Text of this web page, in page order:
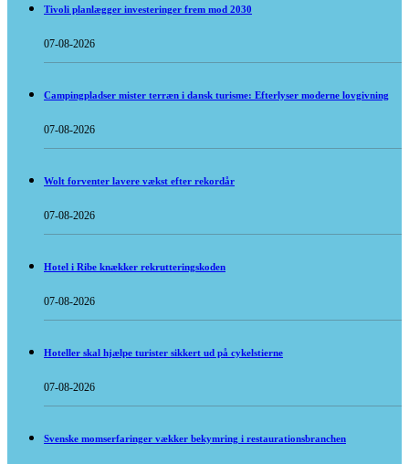
Tivoli planlægger investeringer frem mod 2030
07-08-2026
Campingpladser mister terræn i dansk turisme: Efterlyser moderne lovgivning
07-08-2026
Wolt forventer lavere vækst efter rekordår
07-08-2026
Hotel i Ribe knækker rekrutteringskoden
07-08-2026
Hoteller skal hjælpe turister sikkert ud på cykelstierne
07-08-2026
Svenske momserfaringer vækker bekymring i restaurationsbranchen